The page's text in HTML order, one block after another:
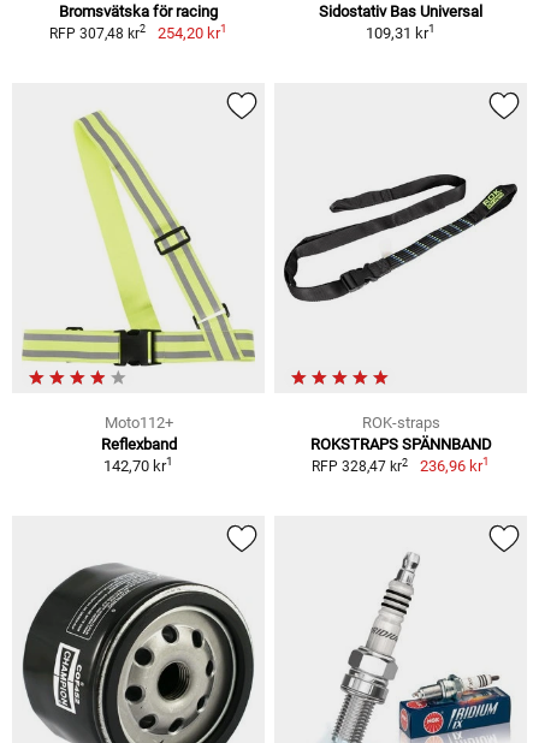
Bromsvätska för racing
RFP 307,48 kr2 254,20 kr1
Sidostativ Bas Universal
109,31 kr1
Moto112+
Reflexband
142,70 kr1
ROK-straps
ROKSTRAPS SPÄNNBAND
RFP 328,47 kr2 236,96 kr1